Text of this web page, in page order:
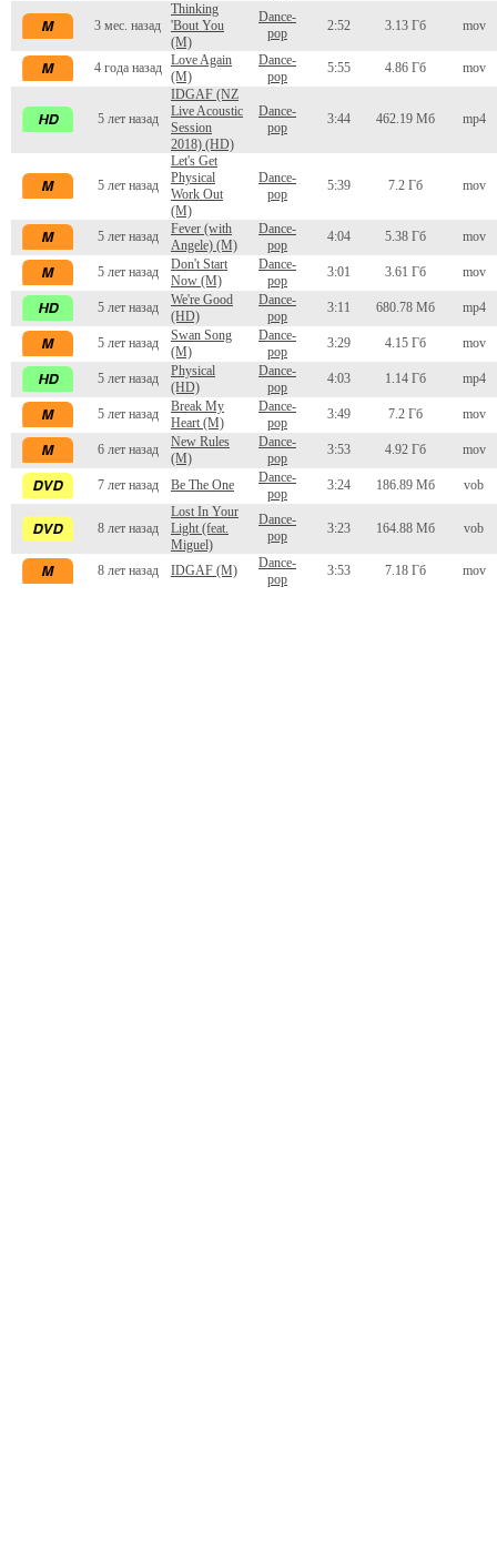
3 мес. назад
Thinking
'Bout You
(M)
Dance-
pop
2:52 3.13 Гб mov
4 года назад
Love Again
(M)
Dance-
pop
5:55 4.86 Гб mov
5 лет назад
IDGAF (NZ
Live Acoustic
Session
2018) (HD)
Dance-
pop
3:44 462.19 Мб mp4
5 лет назад
Let's Get
Physical
Work Out
(M)
Dance-
pop
5:39 7.2 Гб mov
5 лет назад
Fever (with
Angele) (M)
Dance-
pop
4:04 5.38 Гб mov
5 лет назад
Don't Start
Now (M)
Dance-
pop
3:01 3.61 Гб mov
5 лет назад
We're Good
(HD)
Dance-
pop
3:11 680.78 Мб mp4
5 лет назад
Swan Song
(M)
Dance-
pop
3:29 4.15 Гб mov
5 лет назад
Physical
(HD)
Dance-
pop
4:03 1.14 Гб mp4
5 лет назад
Break My
Heart (M)
Dance-
pop
3:49 7.2 Гб mov
6 лет назад
New Rules
(M)
Dance-
pop
3:53 4.92 Гб mov
7 лет назад Be The One
Dance-
pop
3:24 186.89 Мб vob
8 лет назад
Lost In Your
Light (feat.
Miguel)
Dance-
pop
3:23 164.88 Мб vob
8 лет назад IDGAF (M)
Dance-
pop
3:53 7.18 Гб mov